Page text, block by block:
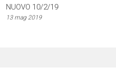
NUOVO 10/2/19
13 mag 2019